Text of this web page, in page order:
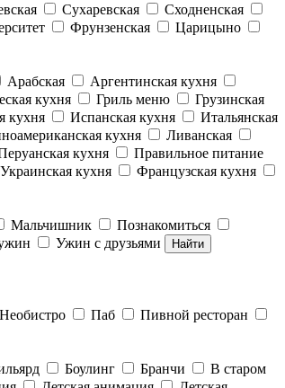
Сухаревская
Сходненская
Фрунзенская
Царицыно
Арабская
Аргентинская кухня
кухня Гриль меню
Грузинская
кухня Испанская кухня
Итальянская
кухня
Ливанская
кухня
Правильное питание
Украинская кухня
Французская кухня
Мальчишник
Познакомиться
Ужин с друзьями Найти
Необистро Паб
Пивной ресторан
Боулинг Бранчи
В старом